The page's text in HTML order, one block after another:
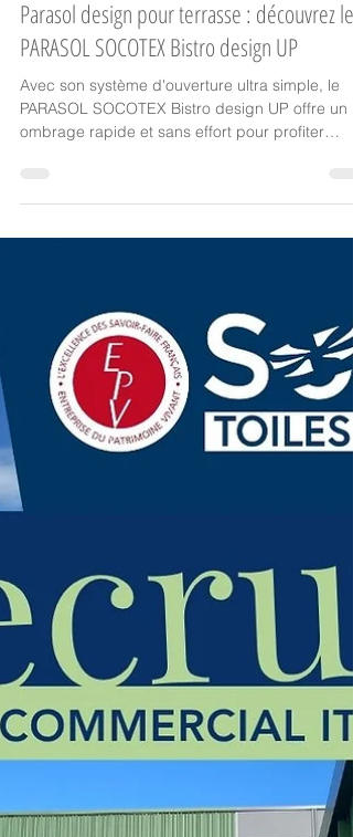
25 juin
Parasol
Parasol design pour terrasse : découvrez le
PARASOL SOCOTEX Bistro design UP
ombrage rapide et sans effort pour profiter
pleinement de votre terrasse dès les premiers